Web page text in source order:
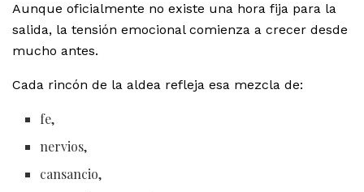
Aunque oficialmente no existe una hora fija para la
salida, la tensión emocional comienza a crecer desde
mucho antes.
Cada rincón de la aldea refleja esa mezcla de:
fe,
nervios,
cansancio,